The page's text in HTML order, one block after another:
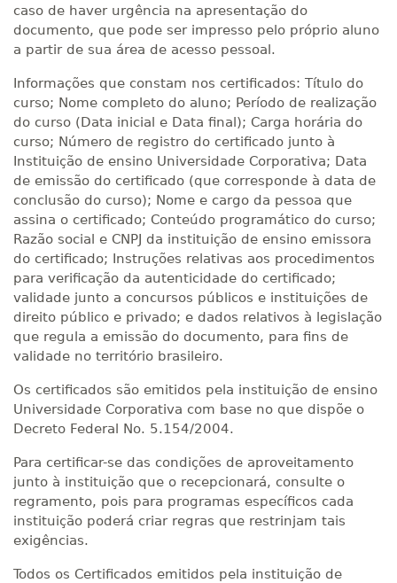
caso de haver urgência na apresentação do
documento, que pode ser impresso pelo próprio aluno
a partir de sua área de acesso pessoal.
Informações que constam nos certificados: Título do
curso; Nome completo do aluno; Período de realização
do curso (Data inicial e Data final); Carga horária do
curso; Número de registro do certificado junto à
Instituição de ensino Universidade Corporativa; Data
de emissão do certificado (que corresponde à data de
conclusão do curso); Nome e cargo da pessoa que
assina o certificado; Conteúdo programático do curso;
Razão social e CNPJ da instituição de ensino emissora
do certificado; Instruções relativas aos procedimentos
para verificação da autenticidade do certificado;
validade junto a concursos públicos e instituições de
direito público e privado; e dados relativos à legislação
que regula a emissão do documento, para fins de
validade no território brasileiro.
Os certificados são emitidos pela instituição de ensino
Universidade Corporativa com base no que dispõe o
Decreto Federal No. 5.154/2004.
Para certificar-se das condições de aproveitamento
junto à instituição que o recepcionará, consulte o
regramento, pois para programas específicos cada
instituição poderá criar regras que restrinjam tais
exigências.
Todos os Certificados emitidos pela instituição de